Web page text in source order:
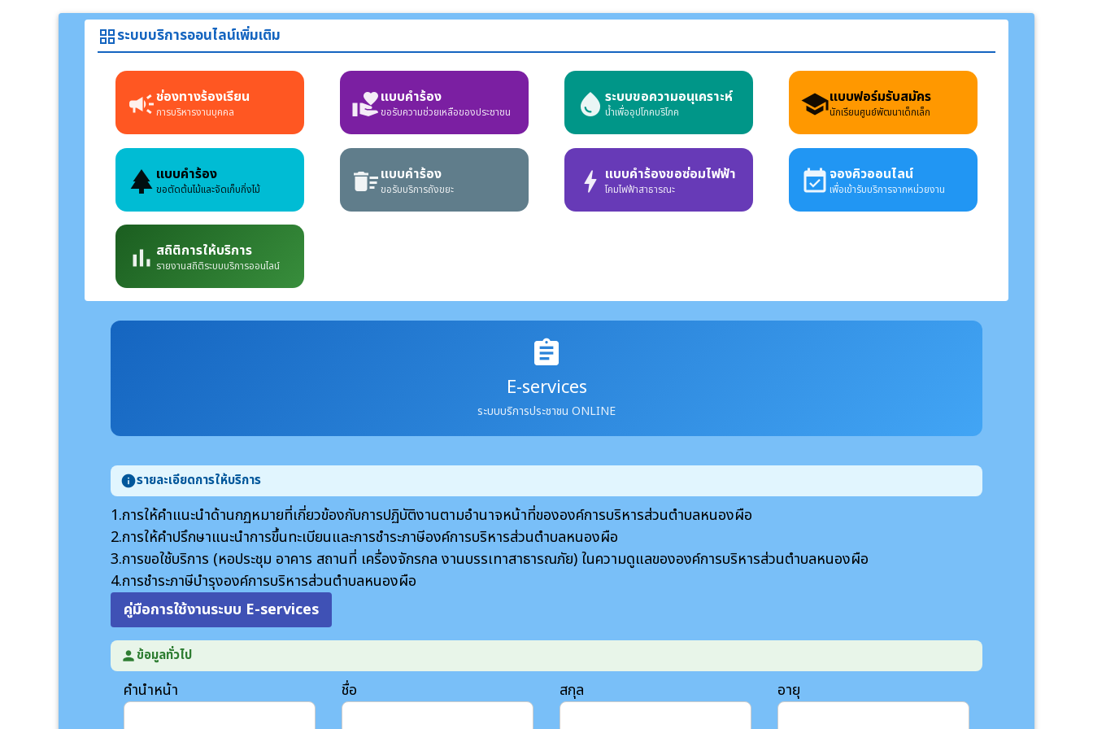
grid_viewระบบบริการออนไลน์เพิ่มเติม
campaignช่องทางร้องเรียน
การบริหารงานบุคคล volunteer_activismแบบคำร้อง
ขอรับความช่วยเหลือของประชาชน water_drop ระบบขอความอนุเคราะห์
น้ำเพื่ออุปโภคบริโภค schoolแบบฟอร์มรับสมัคร
นักเรียนศูนย์พัฒนาเด็กเล็ก
park แบบคำร้อง
ขอตัดต้นไม้และจัดเก็บกิ่งไม้ delete_sweepแบบคำร้อง
ขอรับบริการถังขยะ boltแบบคำร้องขอซ่อมไฟฟ้า
โคมไฟฟ้าสาธารณะ event_available จองคิวออนไลน์
เพื่อเข้ารับบริการจากหน่วยงาน
bar_chart สถิติการให้บริการ
รายงานสถิติระบบบริการออนไลน์
assignment
E-services
ระบบบริการประชาชน ONLINE
infoรายละเอียดการให้บริการ
1.การให้คำแนะนำด้านกฏหมายที่เกี่ยวข้องกับการปฏิบัติงานตามอำนาจหน้าที่ขององค์การบริหารส่วนตำบลหนองผือ
2.การให้คำปรึกษาแนะนำการขึ้นทะเบียนและการชำระภาษีองค์การบริหารส่วนตำบลหนองผือ
3.การขอใช้บริการ (หอประชุม อาคาร สถานที่ เครื่องจักรกล งานบรรเทาสาธารณภัย) ในความดูแลขององค์การบริหารส่วนตำบลหนองผือ
4.การชำระภาษีบำรุงองค์การบริหารส่วนตำบลหนองผือ
คู่มือการใช้งานระบบ E-services
personข้อมูลทั่วไป
คำนำหน้า ชื่อ สกุล อายุ